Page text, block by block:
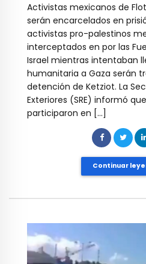
Activistas mexicanos de
serán encarcelados en
activistas pro-palestinos
interceptados en por las
Israel mientras intentaban
humanitaria a Gaza serán
detención de Ketziot. La
Exteriores (SRE) informó
participaron en […]
Continuar